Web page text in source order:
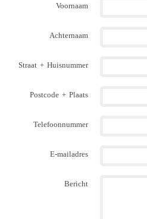
Voornaam
Achternaam
Straat + Huisnummer
Postcode + Plaats
Telefoonnummer
E-mailadres
Bericht